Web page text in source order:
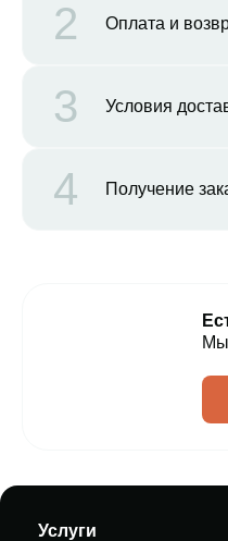
2 Оплата и
3 Условия
4 Получение
Мы
Услуги